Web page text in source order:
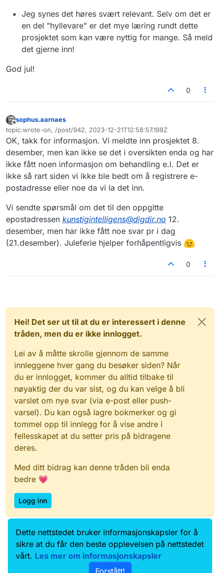
data i NVDB (Nasjonal Veidatabank) mm.
Det er jo en slags "hyllevare" som hvilken
kommune som helst kan bestille. Det er
fortsatt i tråd men hensikten til oversikten
Jeg synes det høres svært relevant. Selv om det er
en del "hyllevare" er det mye læring rundt dette
prosjektet som kan være nyttig for mange. Så meld
det gjerne inn!
God jul!
0
Frakoblet
sophus.aarnaes
topic:wrote-on, /post/942, 2023-12-21T12:58:57.198Z
Sist endret av
OK, takk for informasjon. Vi meldte inn prosjektet 8.
desember, men kan ikke se det i oversikten enda og har
ikke fått noen informasjon om behandling e.l. Det er
ikke så rart siden vi ikke ble bedt om å registrere e-
postadresse eller noe da vi la det inn.
Vi sendte spørsmål om det til den oppgitte
epostadressen kunstigintelligens@digdir.no 12.
desember, men har ikke fått noe svar pr i dag
(21.desember). Juleferie hjelper forhåpentligvis
0
Hei! Det ser ut til at du er interessert i denne
tråden, men du er ikke innlogget.
Lei av å måtte skrolle gjennom de samme
innleggene hver gang du besøker siden? Når
du er innlogget, kommer du alltid tilbake til
nøyaktig der du var sist, og du kan velge å bli
varslet om nye svar (via e-post eller push-
varsel). Du kan også lagre bokmerker og gi
tommel opp til innlegg for å vise andre i
fellesskapet at du setter pris på bidragene
deres.
Med ditt bidrag kan denne tråden bli enda
bedre 💗
Logg inn
Data.norge.no
Kontakt oss
Samtykke og brukervilkår
Tilgjengelighetserklæring
Dette nettstedet bruker informasjonskapsler for å
sikre at du får den beste opplevelsen på nettstedet
vårt. Les mer om informasjonskapsler
Forstått!